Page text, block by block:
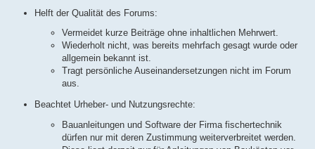
Helft der Qualität des Forums:
Vermeidet kurze Beiträge ohne inhaltlichen Mehrwert.
Wiederholt nicht, was bereits mehrfach gesagt wurde oder
allgemein bekannt ist.
Tragt persönliche Auseinandersetzungen nicht im Forum
aus.
Beachtet Urheber- und Nutzungsrechte:
Bauanleitungen und Software der Firma fischertechnik
dürfen nur mit deren Zustimmung weiterverbreitet werden.